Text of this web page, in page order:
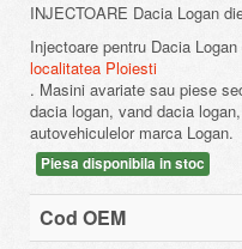
INJECTOARE Dacia Logan
Injectoare pentru Dacia
localitatea Ploiesti
. Masini avariate sau piese
dacia logan, vand dacia
autovehiculelor marca Logan.
Piesa disponibila in stoc
Cod OEM